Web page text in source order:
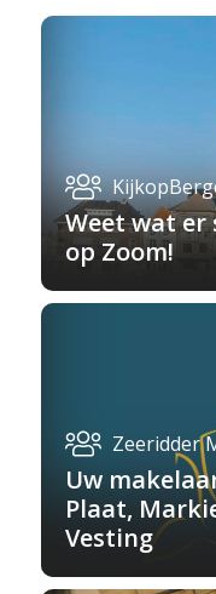
Weet wat er
op Zoom!
Zeeridder
Uw
Plaat,
Vesting